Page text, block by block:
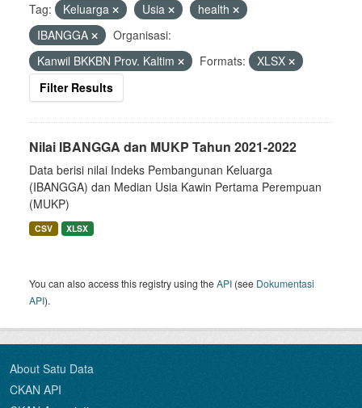
Tag: Keluarga Usia
health
IBANGGA
Organisasi:
Kanwil BKKBN Prov. Kaltim
Formats:
XLSX
Filter Results
Nilai IBANGGA dan MUKP Tahun 2021-2022
Data berisi nilai Indeks Pembangunan Keluarga
(IBANGGA) dan Median Usia Kawin Pertama Perempuan
(MUKP)
CSV XLSX
You can also access this registry using theAPI (see Dokumentasi
API).
About Satu Data
CKAN API